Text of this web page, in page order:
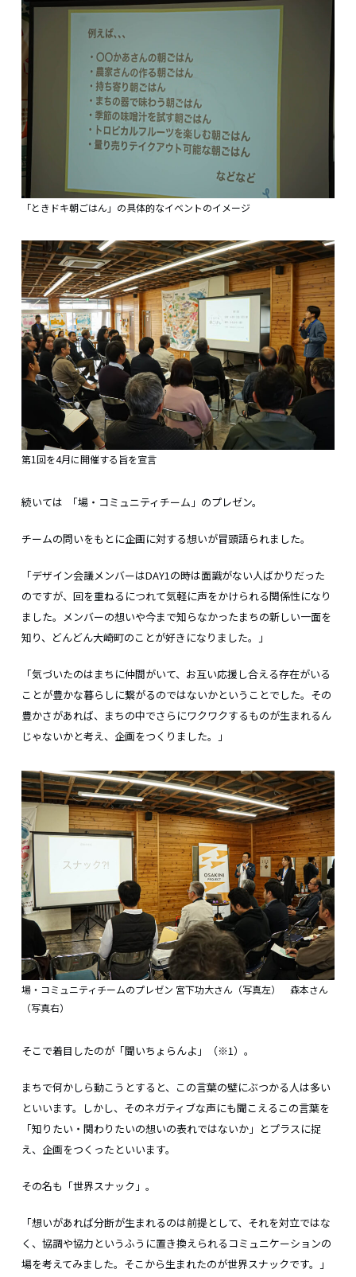
「ときドキ朝ごはん」の具体的なイベントのイメージ
第1回を4月に開催する旨を宣言
続いては 「場・コミュニティチーム」のプレゼン。
チームの問いをもとに企画に対する想いが冒頭語られました。
「デザイン会議メンバーはDAY1の時は面識がない人ばかりだった
のですが、回を重ねるにつれて気軽に声をかけられる関係性になり
ました。メンバーの想いや今まで知らなかったまちの新しい一面を
知り、どんどん大崎町のことが好きになりました。」
「気づいたのはまちに仲間がいて、お互い応援し合える存在がいる
ことが豊かな暮らしに繋がるのではないかということでした。その
豊かさがあれば、まちの中でさらにワクワクするものが生まれるん
じゃないかと考え、企画をつくりました。」
場・コミュニティチームのプレゼン 宮下功大さん（写真左） 森本さん
（写真右）
そこで着目したのが「聞いちょらんよ」（※1）。
まちで何かしら動こうとすると、この言葉の壁にぶつかる人は多い
といいます。しかし、そのネガティブな声にも聞こえるこの言葉を
「知りたい・関わりたいの想いの表れではないか」とプラスに捉
え、企画をつくったといいます。
その名も「世界スナック」。
「想いがあれば分断が生まれるのは前提として、それを対立ではな
く、協調や協力というふうに置き換えられるコミュニケーションの
場を考えてみました。そこから生まれたのが世界スナックです。」